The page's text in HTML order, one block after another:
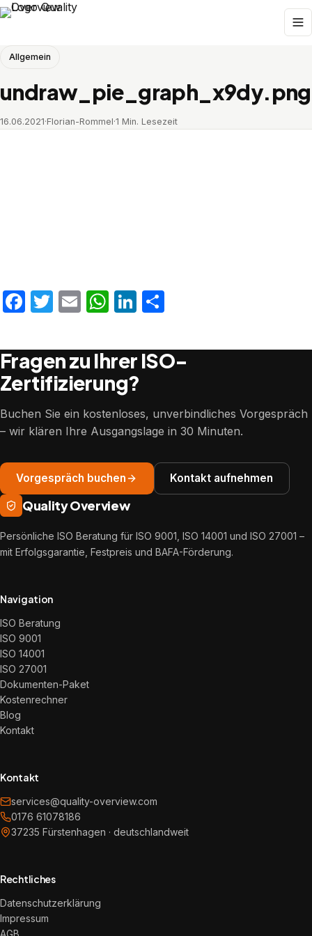
Allgemein
undraw_pie_graph_x9dy.png
16.06.2021·Florian-Rommel·1 Min. Lesezeit
Facebook
Twitter
EmailWhatsApp
LinkedIn
Fragen zu Ihrer ISO-
Zertifizierung?
Buchen Sie ein kostenloses, unverbindliches Vorgespräch
– wir klären Ihre Ausgangslage in 30 Minuten.
Vorgespräch buchen Kontakt aufnehmen
Quality Overview
Persönliche ISO Beratung für ISO 9001, ISO 14001 und ISO 27001 –
mit Erfolgsgarantie, Festpreis und BAFA-Förderung.
Navigation
ISO Beratung
ISO 9001
ISO 14001
ISO 27001
Dokumenten-Paket
Kostenrechner
Blog
Kontakt
Kontakt
services@quality-overview.com
0176 61078186
37235 Fürstenhagen · deutschlandweit
Rechtliches
Datenschutzerklärung
Impressum